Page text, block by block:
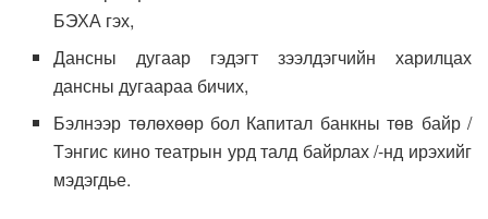
БЭХА гэх,
Дансны дугаар гэдэгт зээлдэгчийн харилцах
дансны дугаараа бичих,
Бэлнээр төлөхөөр бол Капитал банкны төв байр /
Тэнгис кино театрын урд талд байрлах /-нд ирэхийг
мэдэгдье.